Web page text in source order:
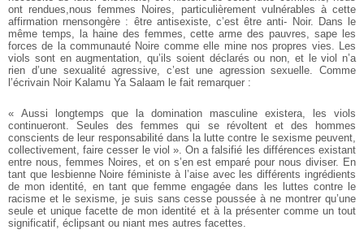
ont rendues,nous femmes Noires, particulièrement vulnérables à cette
affirmation rnensongère : être antisexiste, c’est être anti- Noir. Dans le
même temps, la haine des femmes, cette arme des pauvres, sape les
forces de la communauté Noire comme elle mine nos propres vies. Les
viols sont en augmentation, qu’ils soient déclarés ou non, et le viol n’a
rien d’une sexualité agressive, c’est une agression sexuelle. Comme
l’écrivain Noir Kalamu Ya Salaam le fait remarquer :
« Aussi longtemps que la domination masculine existera, les viols
continueront. Seules des femmes qui se révoltent et des hommes
conscients de leur responsabilité dans la lutte contre le sexisme peuvent,
collectivement, faire cesser le viol ». On a falsifié les différences existant
entre nous, femmes Noires, et on s’en est emparé pour nous diviser. En
tant que lesbienne Noire féministe à l’aise avec les différents ingrédients
de mon identité, en tant que femme engagée dans les luttes contre le
racisme et le sexisme, je suis sans cesse poussée à ne montrer qu’une
seule et unique facette de mon identité et à la présenter comme un tout
significatif, éclipsant ou niant mes autres facettes.